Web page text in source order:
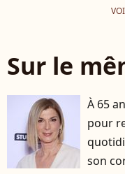
Sur le
À 65
pour
son